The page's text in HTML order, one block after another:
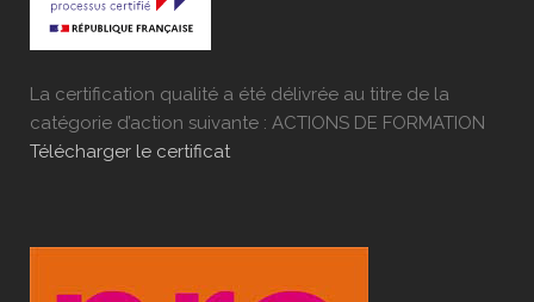
La certification qualité a été délivrée au titre de la
catégorie d’action suivante : ACTIONS DE FORMATION
Télécharger le certificat